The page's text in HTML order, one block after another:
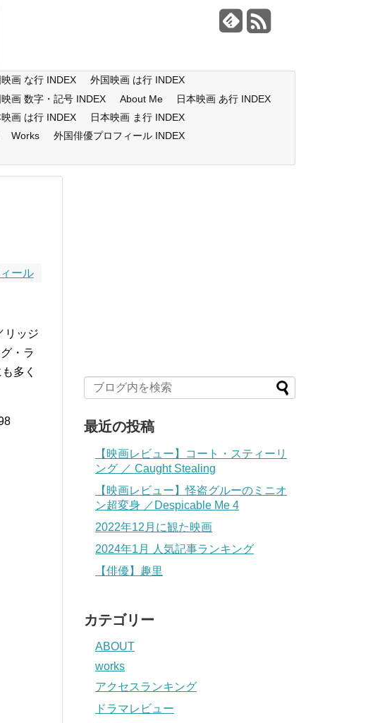
画 な行 INDEX
外国映画 は行 INDEX
画 数字・記号 INDEX About Me
日本映画 あ行 INDEX
映画 は行 INDEX
日本映画 ま行 INDEX
Works
外国俳優プロフィール INDEX
ール
リッジ
・ラ
多く
最近の投稿
【映画レビュー】コート・スティーリ
ング ／ Caught Stealing
【映画レビュー】怪盗グルーのミニオ
ン超変身 ／Despicable Me 4
2022年12月に観た映画
2024年1月 人気記事ランキング
【俳優】趣里
カテゴリー
ABOUT
works
アクセスランキング
ドラマレビュー